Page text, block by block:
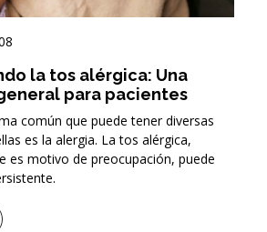
la tos alérgica: Una
para pacientes
común que puede tener diversas
es la alergia. La tos alérgica,
es motivo de preocupación, puede